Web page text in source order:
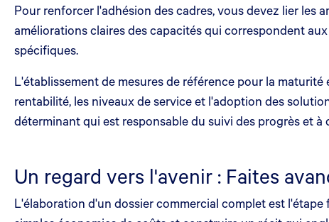
Pour renforcer l'adhésion des cadres, vous devez lier
améliorations claires des capacités qui correspondent
spécifiques.
L'établissement de mesures de référence pour la
rentabilité, les niveaux de service et l'adoption des
déterminant qui est responsable du suivi des progrès et
Un regard vers l'avenir : Faites
L'élaboration d'un dossier commercial complet est